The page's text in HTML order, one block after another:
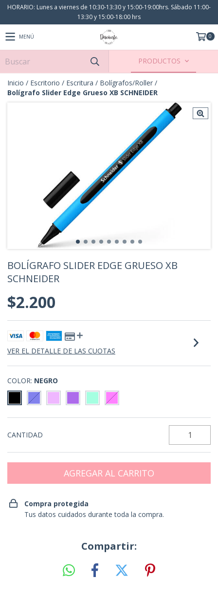
HORARIO: Lunes a viernes de 10:30-13:30 y 15:00-19:00hrs. Sábado 11:00-
13:30 y 15:00-18:00 hrs
MENÚ 0
PRODUCTOS
Inicio / Escritorio / Escritura / Bolígrafos/Roller /
Bolígrafo Slider Edge Grueso XB SCHNEIDER
BOLÍGRAFO SLIDER EDGE GRUESO XB
SCHNEIDER
$2.200
VER EL DETALLE DE LAS CUOTAS
COLOR: NEGRO
CANTIDAD
Compra protegida
Tus datos cuidados durante toda la compra.
Compartir: